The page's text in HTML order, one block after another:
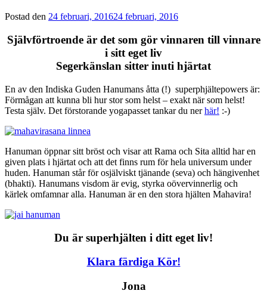
Postad den 24 februari, 201624 februari, 2016
Självförtroende är det som gör vinnaren till vinnare
i sitt eget liv
Segerkänslan sitter inuti hjärtat
En av den Indiska Guden Hanumans åtta (!) superphjältepowers är:
Förmågan att kunna bli hur stor som helst – exakt när som helst!
Testa själv. Det förstorande yogapasset tankar du nerhär! :-)
Hanuman öppnar sitt bröst och visar att Rama och Sita alltid har en
given plats i hjärtat och att det finns rum för hela universum under
huden. Hanuman står för osjälviskt tjänande (seva) och hängivenhet
(bhakti). Hanumans visdom är evig, styrka oövervinnerlig och
kärlek omfamnar alla. Hanuman är en den stora hjälten Mahavira!
Du är superhjälten i ditt eget liv!
Klara färdiga Kör!
Jona